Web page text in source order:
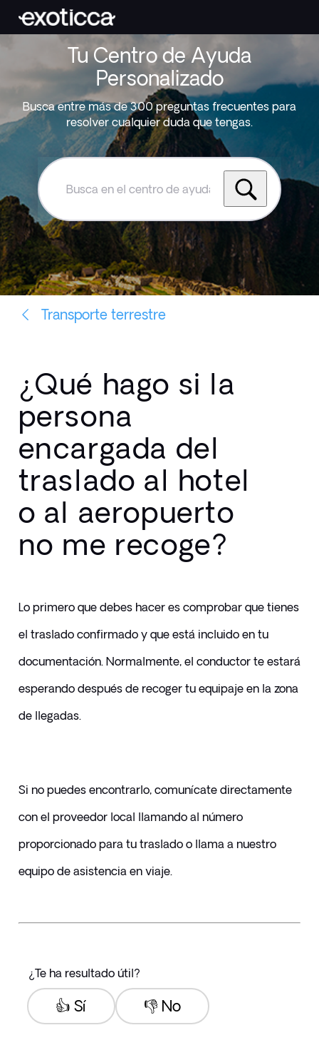
Tu Centro de Ayuda
Personalizado
Busca entre más de 300 preguntas frecuentes para
resolver cualquier duda que tengas.
Busca
el
centro
de
ayuda
de
Exoticca
Transporte terrestre
¿Qué hago si la
persona
encargada del
traslado al hotel
o al aeropuerto
no me recoge?
Lo primero que debes hacer es comprobar que tienes
el traslado confirmado y que está incluido en tu
documentación. Normalmente, el conductor te estará
esperando después de recoger tu equipaje en la zona
de llegadas.
Si no puedes encontrarlo, comunícate directamente
con el proveedor local llamando al número
proporcionado para tu traslado o llama a nuestro
equipo de asistencia en viaje.
¿Te ha resultado útil?
👎 No
👍 Sí